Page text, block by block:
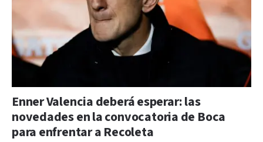
Enner Valencia deberá esperar: las
novedades en la convocatoria de Boca
para enfrentar a Recoleta